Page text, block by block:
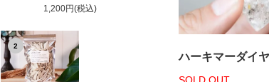
1,200円(税込)
2
ハーキマーダイ